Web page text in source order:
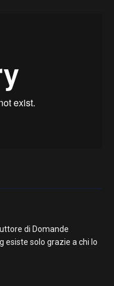
di Domande
esiste solo grazie a chi lo